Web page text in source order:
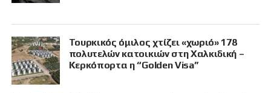
Τουρκικός όμιλος χτίζει «χωριό» 178
πολυτελών κατοικιών στη Χαλκιδική –
Κερκόπορτα η “Golden Visa”